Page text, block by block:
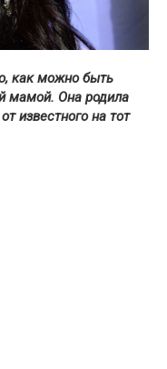
как можно быть
мамой. Она родила
известного на тот